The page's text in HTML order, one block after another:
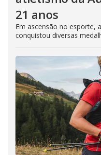
21 anos
Em ascensão no esporte,
conquistou diversas